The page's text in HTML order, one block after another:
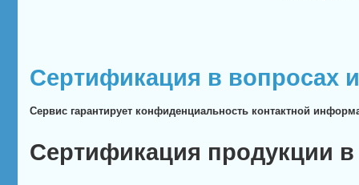
Сертификация в вопросах
Сервис гарантирует конфиденциальность контактной
Сертификация продукции в